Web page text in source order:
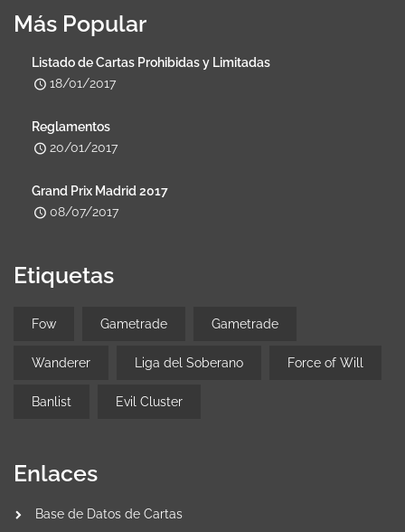
Más Popular
Listado de Cartas Prohibidas y Limitadas
18/01/2017
Reglamentos
20/01/2017
Grand Prix Madrid 2017
08/07/2017
Etiquetas
Fow Gametrade Gametrade
Wanderer Liga del Soberano Force of Will
Banlist Evil Cluster
Enlaces
Base de Datos de Cartas